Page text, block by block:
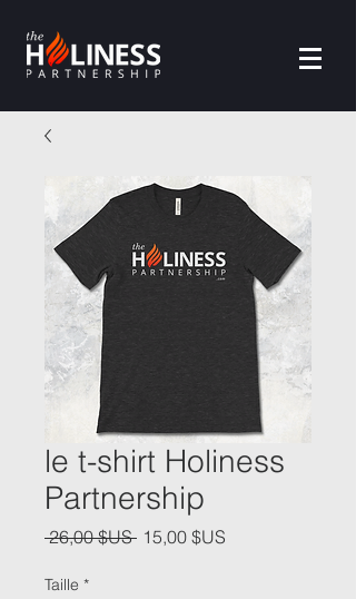
le t-shirt Holiness
Partnership
26,00 $US Prix
15,00 $US
Taille *